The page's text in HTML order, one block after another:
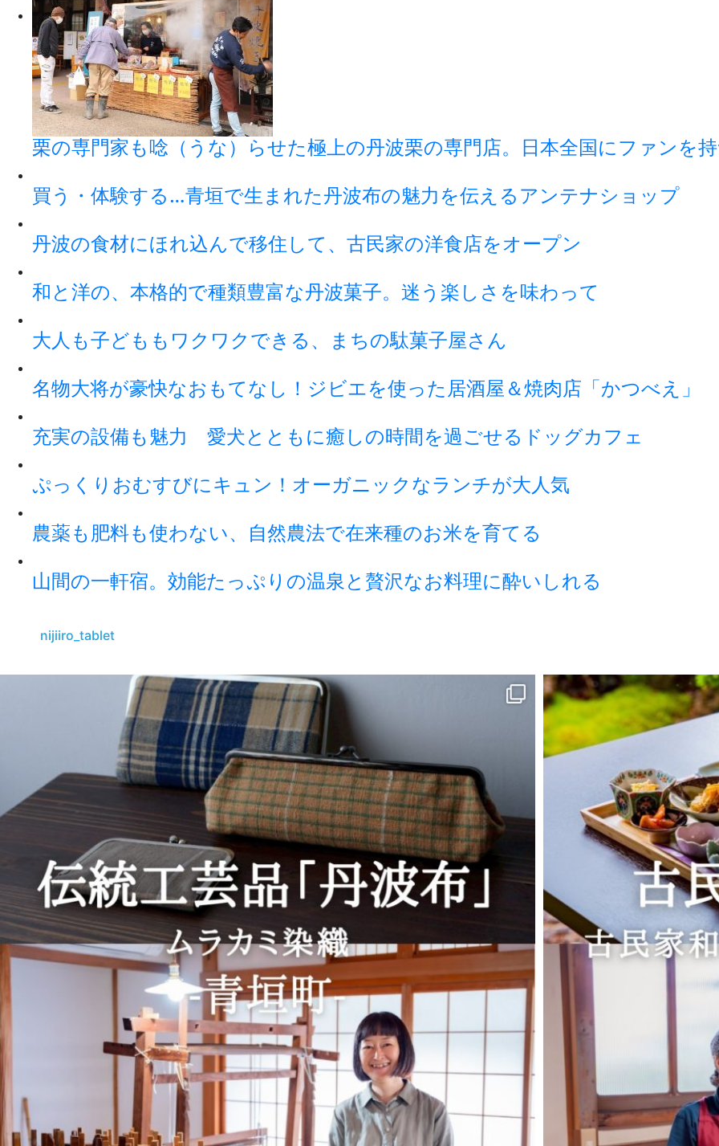
栗の専門家も唸（うな）らせた極上の丹波栗の専門店。日本全国にファンを
買う・体験する…青垣で生まれた丹波布の魅力を伝えるアンテナショップ
丹波の食材にほれ込んで移住して、古民家の洋食店をオープン
和と洋の、本格的で種類豊富な丹波菓子。迷う楽しさを味わって
大人も子どももワクワクできる、まちの駄菓子屋さん
名物大将が豪快なおもてなし！ジビエを使った居酒屋＆焼肉店「かつべえ」
充実の設備も魅力 愛犬とともに癒しの時間を過ごせるドッグカフェ
ぷっくりおむすびにキュン！オーガニックなランチが大人気
農薬も肥料も使わない、自然農法で在来種のお米を育てる
山間の一軒宿。効能たっぷりの温泉と贅沢なお料理に酔いしれる
nijiiro_tablet